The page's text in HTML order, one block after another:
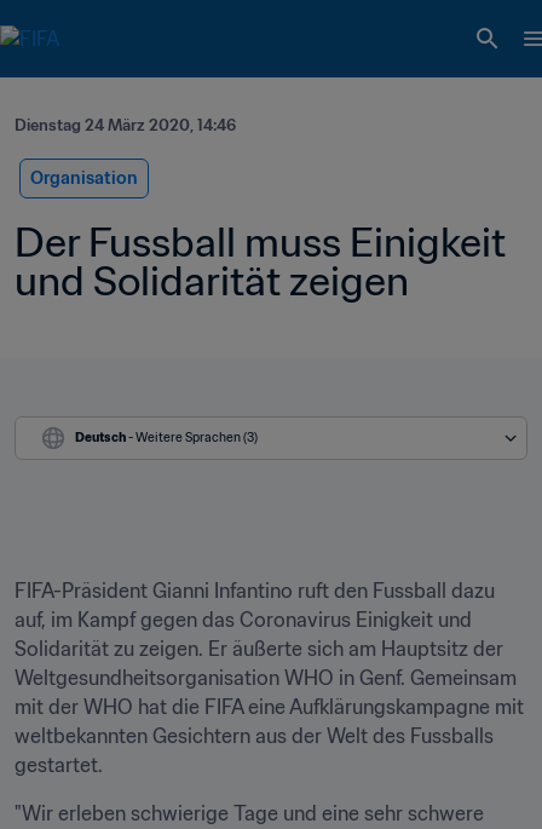
Dienstag 24 März 2020, 14:46
Organisation
Der Fussball muss Einigkeit
und Solidarität zeigen
Deutsch - Weitere Sprachen (3)
FIFA-Präsident Gianni Infantino ruft den Fussball dazu
auf, im Kampf gegen das Coronavirus Einigkeit und
Solidarität zu zeigen. Er äußerte sich am Hauptsitz der
Weltgesundheitsorganisation WHO in Genf. Gemeinsam
mit der WHO hat die FIFA eine Aufklärungskampagne mit
weltbekannten Gesichtern aus der Welt des Fussballs
gestartet.
"Wir erleben schwierige Tage und eine sehr schwere